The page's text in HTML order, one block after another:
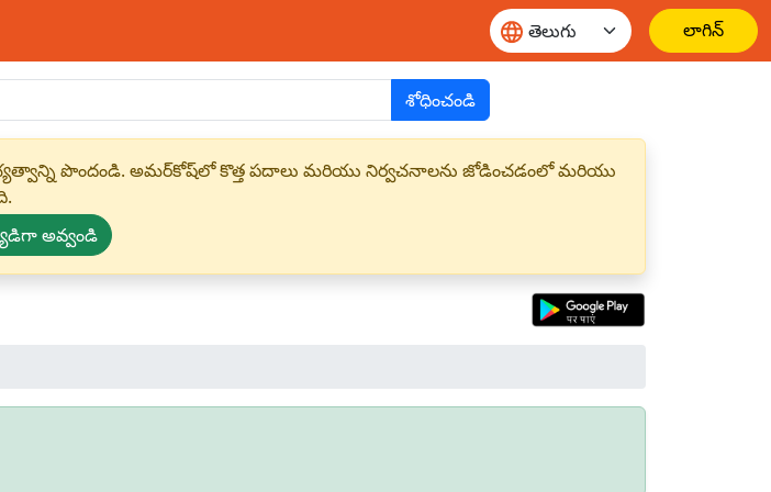
లాగిన్
శోధించండి
పొందండి. అమర్‌కోష్‌లో కొత్త పదాలు మరియు నిర్వచనాలను జోడించడంలో మరియు
అవ్వండి